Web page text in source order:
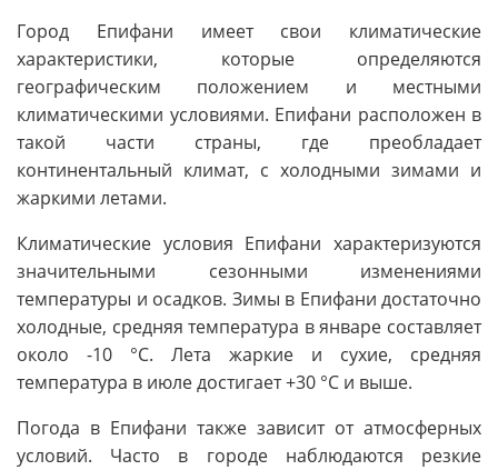
Город Епифани имеет свои климатические
характеристики, которые определяются
географическим положением и местными
климатическими условиями. Епифани расположен в
такой части страны, где преобладает
континентальный климат, с холодными зимами и
жаркими летами.
Климатические условия Епифани характеризуются
значительными сезонными изменениями
температуры и осадков. Зимы в Епифани достаточно
холодные, средняя температура в январе составляет
около -10 °C. Лета жаркие и сухие, средняя
температура в июле достигает +30 °C и выше.
Погода в Епифани также зависит от атмосферных
условий. Часто в городе наблюдаются резкие